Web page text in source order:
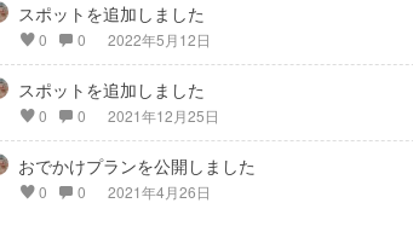
スポットを追加しました
0 0 2022年5月12日
スポットを追加しました
0 0 2021年12月25日
おでかけプランを公開しました
0 0 2021年4月26日